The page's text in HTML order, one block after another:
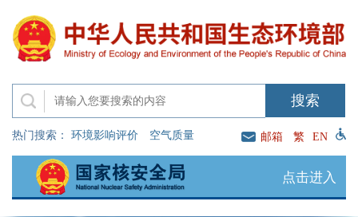
热门搜索： 环境影响评价 空气质量 邮箱 繁 EN
点击进入